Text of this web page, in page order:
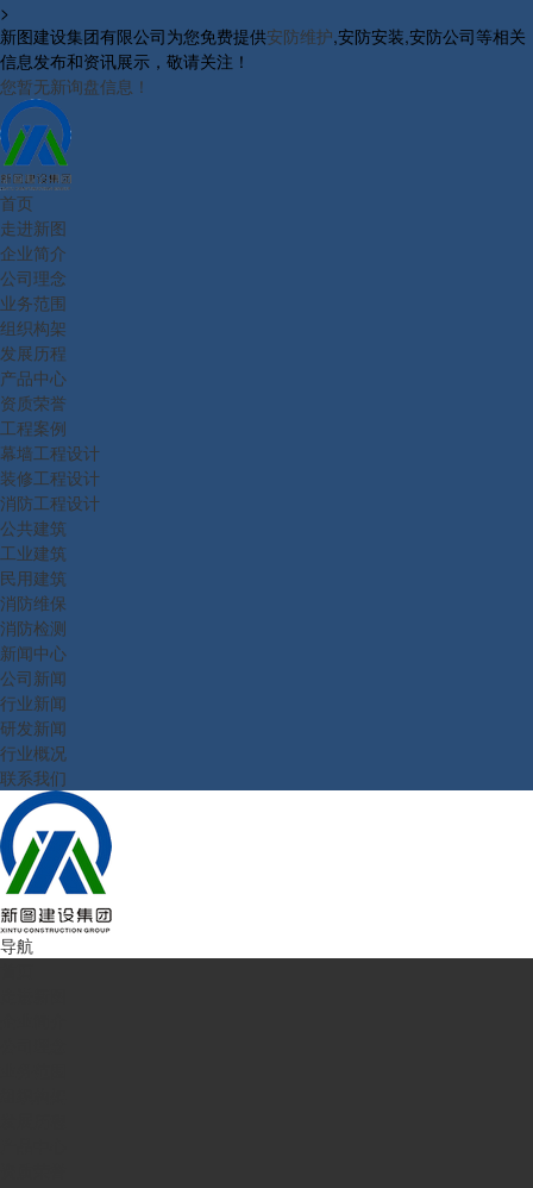
>
新图建设集团有限公司为您免费提供安防维护,安防安装,安防公司等相关
信息发布和资讯展示，敬请关注！
您暂无新询盘信息！
首页
走进新图
企业简介
公司理念
业务范围
组织构架
发展历程
产品中心
资质荣誉
工程案例
幕墙工程设计
装修工程设计
消防工程设计
公共建筑
工业建筑
民用建筑
消防维保
消防检测
新闻中心
公司新闻
行业新闻
研发新闻
行业概况
联系我们
导航